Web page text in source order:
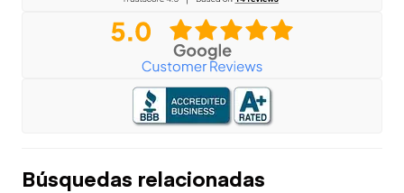
Búsquedas relacionadas